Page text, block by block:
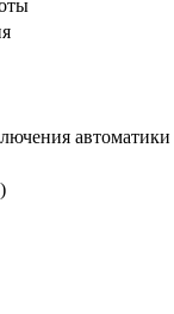
автоматики